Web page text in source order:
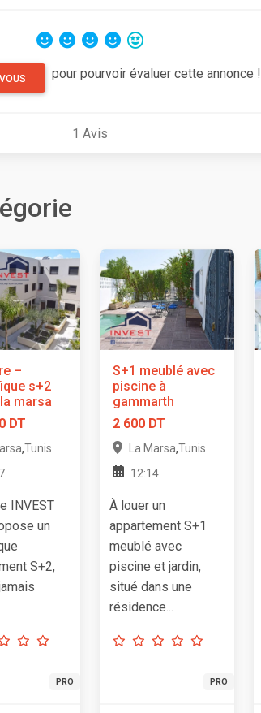
pour pourvoir évaluer cette annonce !
1 Avis
–
s+2
marsa
DT
,Tunis
INVEST
un
S+2,
PRO
S+1 meublé avec
piscine à
gammarth
2 600 DT
La Marsa,Tunis
12:14
À louer un
appartement S+1
meublé avec
piscine et jardin,
situé dans une
résidence...
PRO